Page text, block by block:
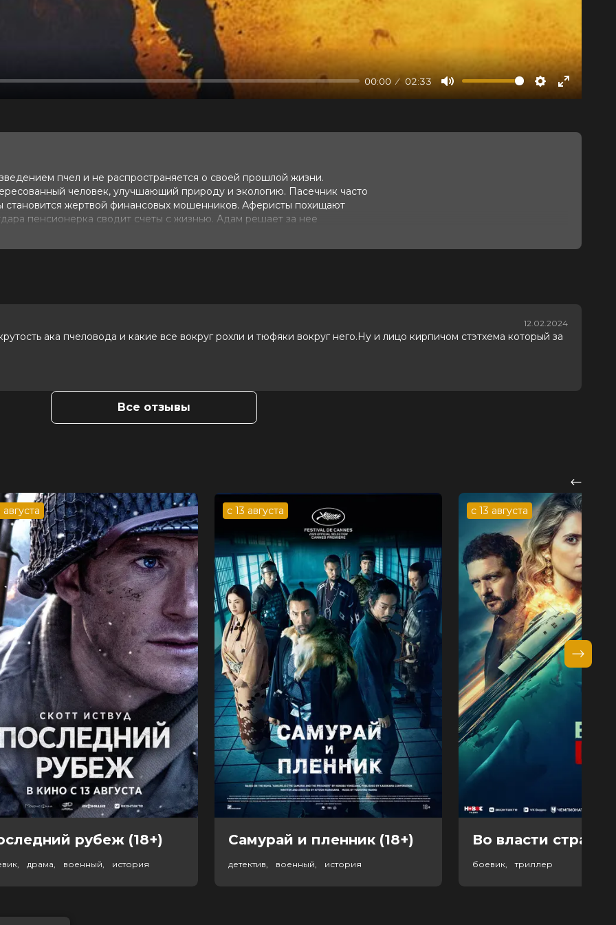
00:00 02:33
Mute Settings
Enter
пчел и не распространяется о своей прошлой жизни.
человек, улучшающий природу и экологию. Пасечник часто
жертвой финансовых мошенников. Аферисты похищают
пенсионерка сводит счеты с жизнью. Адам решает за нее
КиноКлуба в специально отведенных зонах в фойе.
/ 10 (178 000 голосов)
Уиммер
12.02.2024
ака пчеловода и какие все вокруг рохли и тюфяки вокруг него.Ну и лицо кирпичом стэтхема который за
Все отзывы
августа
рубеж (18+)
драма, военный, история
с 13 августа
Самурай и пленник (18+)
детектив, военный, история
с 13 августа
Во власти страха
боевик, триллер